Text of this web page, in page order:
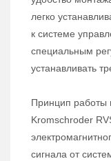
легко
к системе
специальным
устанавливать
Принцип работы
Kromschroder
сигнала от